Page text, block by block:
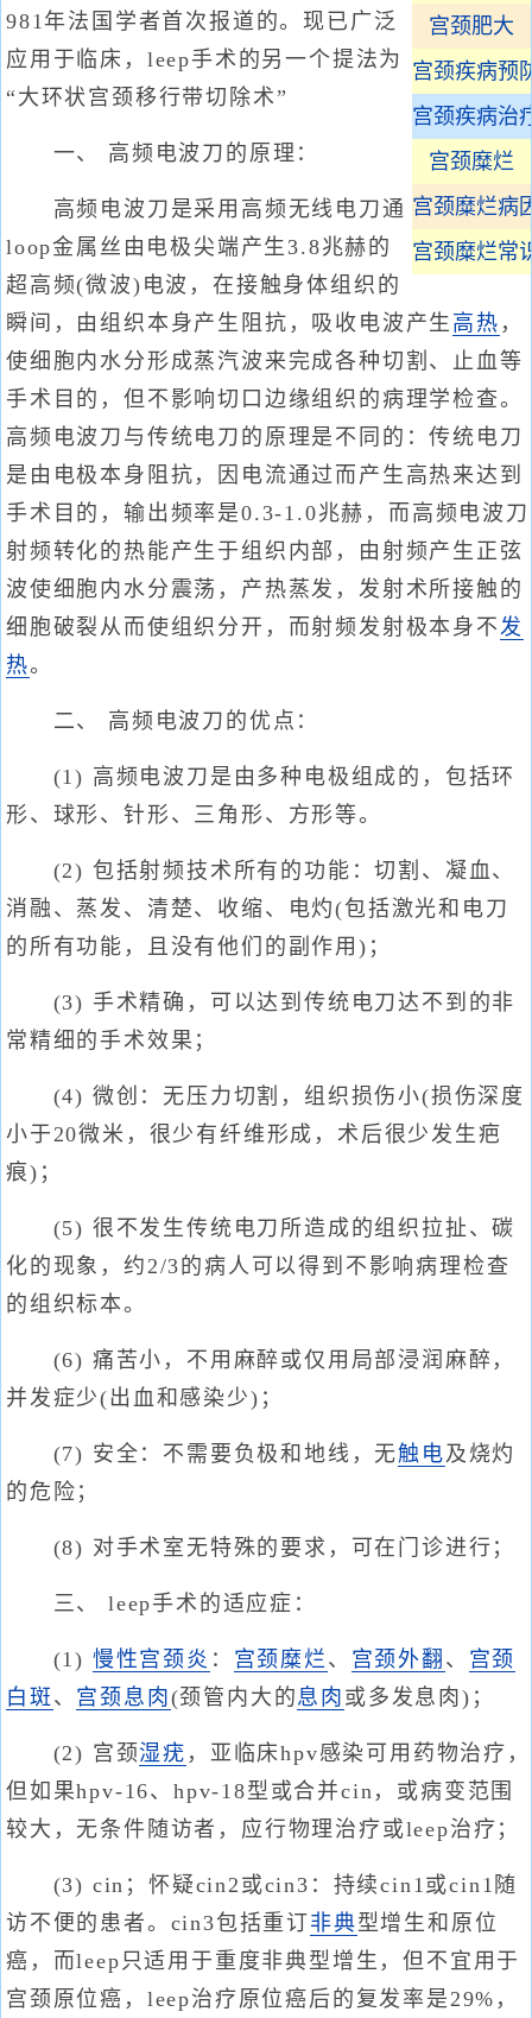
宫颈肥大
宫颈疾病预
宫颈疾病治
宫颈糜烂
宫颈糜烂病
宫颈糜烂常
981年法国学者首次报道的。现已广泛
应用于临床，leep手术的另一个提法为
“大环状宫颈移行带切除术”
一、 高频电波刀的原理：
高频电波刀是采用高频无线电刀通
loop金属丝由电极尖端产生3.8兆赫的
超高频(微波)电波，在接触身体组织的
瞬间，由组织本身产生阻抗，吸收电波产生 高热 ，
使细胞内水分形成蒸汽波来完成各种切割、止血等
手术目的，但不影响切口边缘组织的病理学检查。
高频电波刀与传统电刀的原理是不同的：传统电刀
是由电极本身阻抗，因电流通过而产生高热来达到
手术目的，输出频率是0.3-1.0兆赫，而高频电波刀
射频转化的热能产生于组织内部，由射频产生正弦
波使细胞内水分震荡，产热蒸发，发射术所接触的
细胞破裂从而使组织分开，而射频发射极本身不发
热。
二、 高频电波刀的优点：
(1) 高频电波刀是由多种电极组成的，包括环
形、球形、针形、三角形、方形等。
(2) 包括射频技术所有的功能：切割、凝血、
消融、蒸发、清楚、收缩、电灼(包括激光和电刀
的所有功能，且没有他们的副作用)；
(3) 手术精确，可以达到传统电刀达不到的非
常精细的手术效果；
(4) 微创：无压力切割，组织损伤小(损伤深度
小于20微米，很少有纤维形成，术后很少发生疤
痕)；
(5) 很不发生传统电刀所造成的组织拉扯、碳
化的现象，约2/3的病人可以得到不影响病理检查
的组织标本。
(6) 痛苦小，不用麻醉或仅用局部浸润麻醉，
并发症少(出血和感染少)；
(7) 安全：不需要负极和地线，无触电及烧灼
的危险；
(8) 对手术室无特殊的要求，可在门诊进行；
三、 leep手术的适应症：
(1) 慢性宫颈炎 ： 宫颈糜烂 、 宫颈外翻 、 宫颈
白斑 、 宫颈息肉 (颈管内大的息肉 或多发息肉)；
(2) 宫颈湿疣 ，亚临床hpv感染可用药物治疗，
但如果hpv-16、hpv-18型或合并cin，或病变范围
较大，无条件随访者，应行物理治疗或leep治疗；
(3) cin；怀疑cin2或cin3：持续cin1或cin1随
访不便的患者。cin3包括重订 非典型增生和原位
癌，而leep只适用于重度非典型增生，但不宜用于
宫颈原位癌，leep治疗原位癌后的复发率是29%，